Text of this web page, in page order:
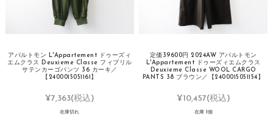
アパルトモン L'Appartement ドゥーズィ
エムクラス Deuxieme Classe フィブリル
サテンカーゴパンツ 36 カーキ／
【2400015051161】
¥7,363(税込)
在庫切れ
定価39600円 2024AW アパルトモン
L'Appartement ドゥーズィエムクラス
Deuxieme Classe WOOL CARGO
PANTS 38 ブラウン／【2400015051154】
¥10,457(税込)
在庫 1個